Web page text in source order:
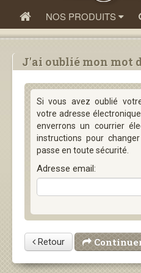
NOS PRODUITS
J'ai oublié mon mot
Si vous avez oublié
votre adresse
enverrons un courrier
instructions pour
passe en toute sécurité.
Adresse email:
Retour